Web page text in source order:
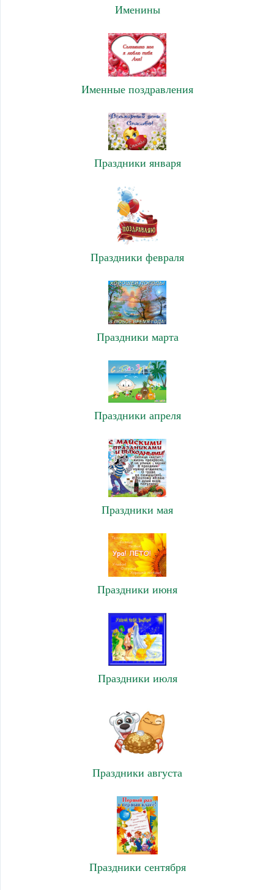
Именины
Именные поздравления
Праздники января
Праздники февраля
Праздники марта
Праздники апреля
Праздники мая
Праздники июня
Праздники июля
Праздники августа
Праздники сентября